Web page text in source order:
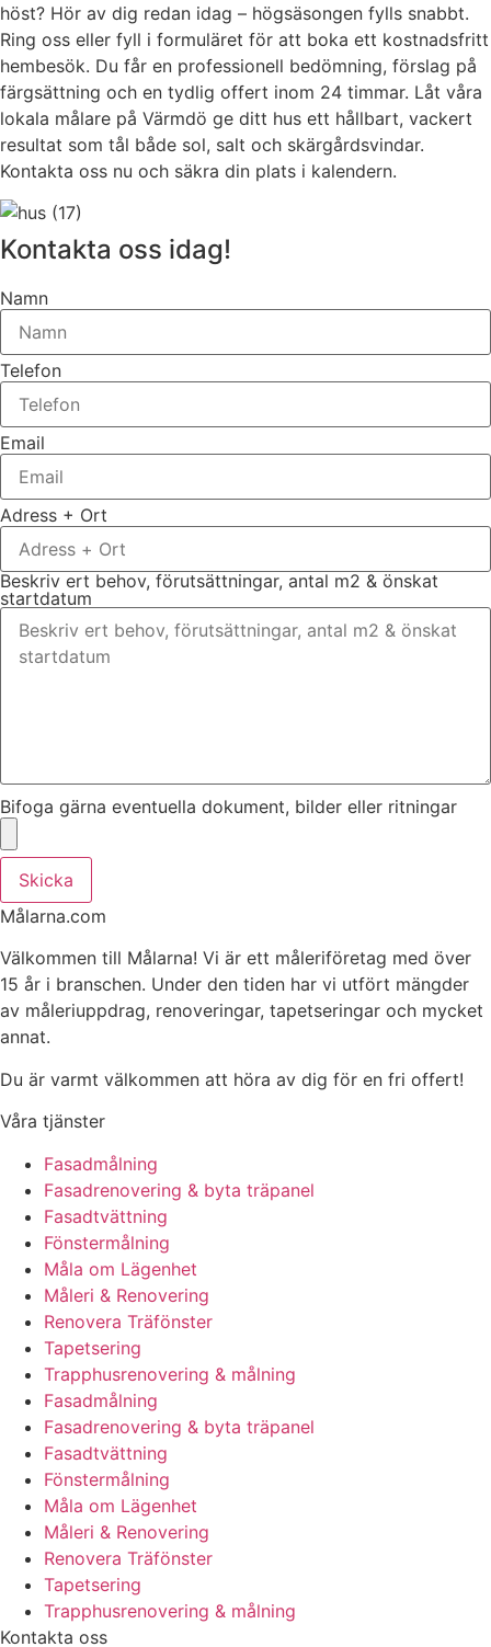
höst? Hör av dig redan idag – högsäsongen fylls snabbt.
Ring oss eller fyll i formuläret för att boka ett kostnadsfritt
hembesök. Du får en professionell bedömning, förslag på
färgsättning och en tydlig offert inom 24 timmar. Låt våra
lokala målare på Värmdö ge ditt hus ett hållbart, vackert
resultat som tål både sol, salt och skärgårdsvindar.
Kontakta oss nu och säkra din plats i kalendern.
Kontakta oss idag!
Namn
Telefon
Email
Adress + Ort
Beskriv ert behov, förutsättningar, antal m2 & önskat
startdatum
Bifoga gärna eventuella dokument, bilder eller ritningar
Skicka
Målarna.com
Välkommen till Målarna! Vi är ett måleriföretag med över
15 år i branschen. Under den tiden har vi utfört mängder
av måleriuppdrag, renoveringar, tapetseringar och mycket
annat.
Du är varmt välkommen att höra av dig för en fri offert!
Våra tjänster
Fasadmålning
Fasadrenovering & byta träpanel
Fasadtvättning
Fönstermålning
Måla om Lägenhet
Måleri & Renovering
Renovera Träfönster
Tapetsering
Trapphusrenovering & målning
Fasadmålning
Fasadrenovering & byta träpanel
Fasadtvättning
Fönstermålning
Måla om Lägenhet
Måleri & Renovering
Renovera Träfönster
Tapetsering
Trapphusrenovering & målning
Kontakta oss